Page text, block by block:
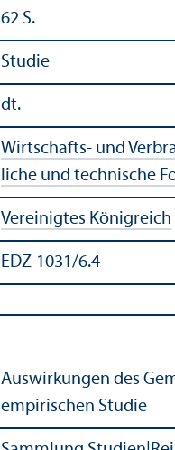
62 S.
Studie
dt.
Wirtschafts- und
liche und technische
Vereinigtes Königreich
EDZ-1031/6.4
Aus­wirkungen des
empirischen Studie